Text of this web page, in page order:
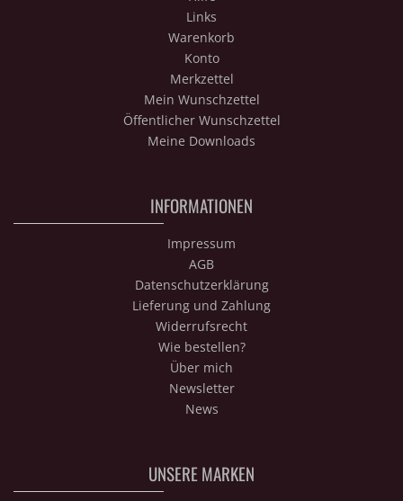
Links
Warenkorb
Konto
Merkzettel
Mein Wunschzettel
Öffentlicher Wunschzettel
Meine Downloads
INFORMATIONEN
Impressum
AGB
Datenschutzerklärung
Lieferung und Zahlung
Widerrufsrecht
Wie bestellen?
Über mich
Newsletter
News
UNSERE MARKEN